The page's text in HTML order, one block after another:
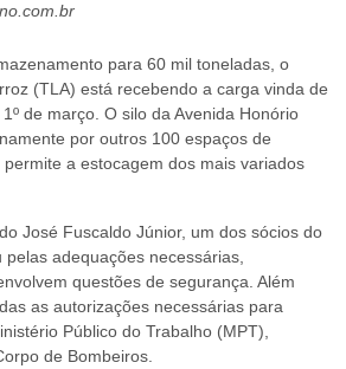
para 60 mil toneladas, o
(TLA) está recebendo a carga vinda de
de março. O silo da Avenida Honório
por outros 100 espaços de
a estocagem dos mais variados
José Fuscaldo Júnior, um dos sócios do
adequações necessárias,
questões de segurança. Além
as autorizações necessárias para
Público do Trabalho (MPT),
de Bombeiros.